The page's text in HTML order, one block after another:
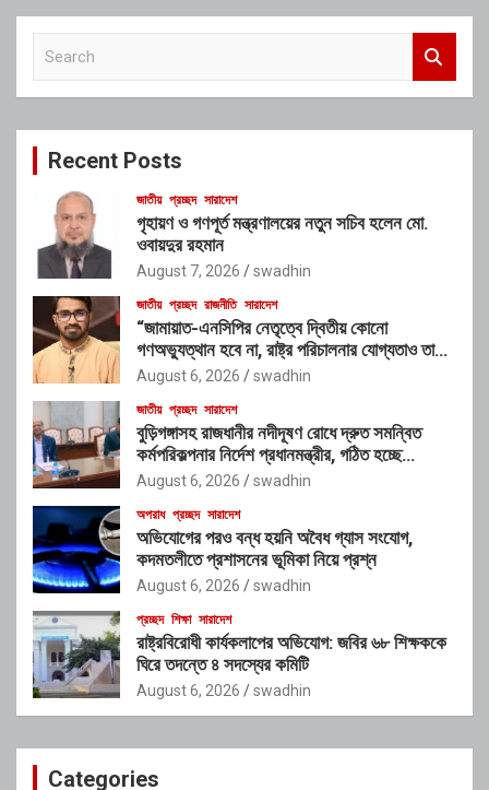
c
Recent Posts
জাতীয় প্রচ্ছদ সারাদেশ
গৃহায়ণ ও গণপূর্ত মন্ত্রণালয়ের নতুন সচিব হলেন মো.
ওবায়দুর রহমান
August 7, 2026 swadhin
জাতীয় প্রচ্ছদ রাজনীতি সারাদেশ
“জামায়াত-এনসিপির নেতৃত্বে দ্বিতীয় কোনো
গণঅভ্যুত্থান হবে না, রাষ্ট্র পরিচালনার যোগ্যতাও তাদের
নেই”: রাশেদ খাঁনের
August 6, 2026 swadhin
জাতীয় প্রচ্ছদ সারাদেশ
বুড়িগঙ্গাসহ রাজধানীর নদীদূষণ রোধে দ্রুত সমন্বিত
কর্মপরিকল্পনার নির্দেশ প্রধানমন্ত্রীর, গঠিত হচ্ছে
আন্তঃসংস্থা সমন্বয় কমিটি
August 6, 2026 swadhin
অপরাধ প্রচ্ছদ সারাদেশ
অভিযোগের পরও বন্ধ হয়নি অবৈধ গ্যাস সংযোগ,
কদমতলীতে প্রশাসনের ভূমিকা নিয়ে প্রশ্ন
August 6, 2026 swadhin
প্রচ্ছদ শিক্ষা সারাদেশ
রাষ্ট্রবিরোধী কার্যকলাপের অভিযোগ: জবির ৬৮ শিক্ষককে
ঘিরে তদন্তে ৪ সদস্যের কমিটি
August 6, 2026 swadhin
Categories